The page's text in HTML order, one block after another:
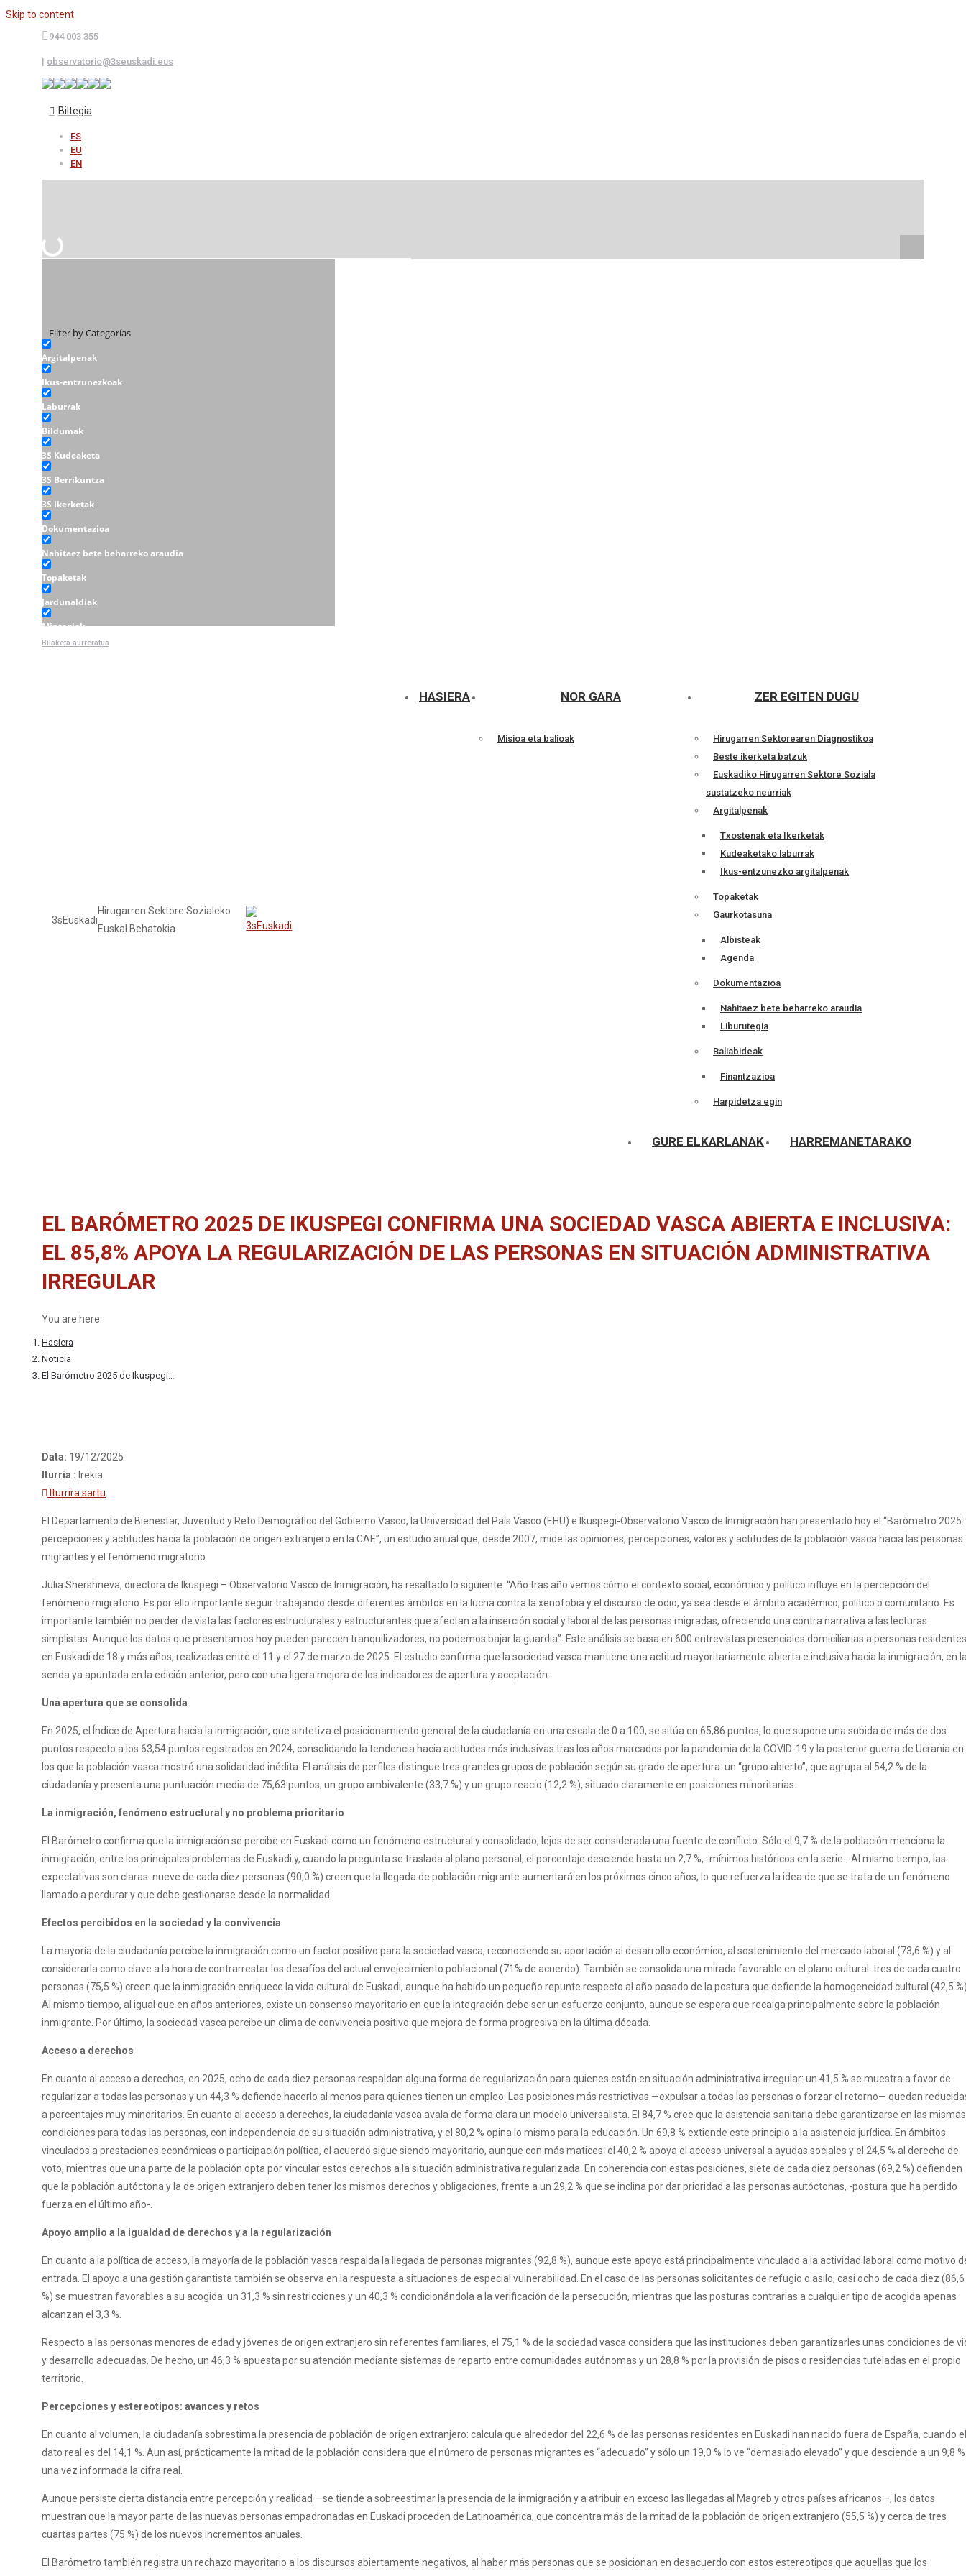
Skip to content
944 003 355
| observatorio@3seuskadi.eus
Biltegia
ES
EU
EN
Filter by Categorías
Argitalpenak
Ikus-entzunezkoak
Laburrak
Bildumak
3S Kudeaketa
3S Berrikuntza
3S Ikerketak
Dokumentazioa
Nahitaez bete beharreko araudia
Topaketak
Jardunaldiak
Mintegiak
Tailerrak
Bilaketa aurreratua
3sEuskadi
Hirugarren Sektore Sozialeko
Euskal Behatokia
HASIERA NOR GARA
Misioa eta balioak
ZER EGITEN DUGU
Hirugarren Sektorearen Diagnostikoa
Beste ikerketa batzuk
Euskadiko Hirugarren Sektore Soziala
sustatzeko neurriak
Argitalpenak
Txostenak eta Ikerketak
Kudeaketako laburrak
Ikus-entzunezko argitalpenak
Topaketak
Gaurkotasuna
Albisteak
Agenda
Dokumentazioa
Nahitaez bete beharreko araudia
Liburutegia
Baliabideak
Finantzazioa
Harpidetza egin
GURE ELKARLANAK HARREMANETARAKO
EL BARÓMETRO 2025 DE IKUSPEGI CONFIRMA UNA SOCIEDAD VASCA ABIERTA E INCLUSIVA:
EL 85,8% APOYA LA REGULARIZACIÓN DE LAS PERSONAS EN SITUACIÓN ADMINISTRATIVA
IRREGULAR
You are here:
Hasiera
Noticia
El Barómetro 2025 de Ikuspegi…
Data: 19/12/2025
Iturria : Irekia
Iturrira sartu
El Departamento de Bienestar, Juventud y Reto Demográfico del Gobierno Vasco, la Universidad del País Vasco (EHU) e Ikuspegi-Observatorio Vasco de Inmigración han presentado hoy el “Barómetro 2025:
percepciones y actitudes hacia la población de origen extranjero en la CAE”, un estudio anual que, desde 2007, mide las opiniones, percepciones, valores y actitudes de la población vasca hacia las personas
migrantes y el fenómeno migratorio.
Julia Shershneva, directora de Ikuspegi – Observatorio Vasco de Inmigración, ha resaltado lo siguiente: “Año tras año vemos cómo el contexto social, económico y político influye en la percepción del
fenómeno migratorio. Es por ello importante seguir trabajando desde diferentes ámbitos en la lucha contra la xenofobia y el discurso de odio, ya sea desde el ámbito académico, político o comunitario. Es
importante también no perder de vista las factores estructurales y estructurantes que afectan a la inserción social y laboral de las personas migradas, ofreciendo una contra narrativa a las lecturas
simplistas. Aunque los datos que presentamos hoy pueden parecen tranquilizadores, no podemos bajar la guardia”. Este análisis se basa en 600 entrevistas presenciales domiciliarias a personas residentes
en Euskadi de 18 y más años, realizadas entre el 11 y el 27 de marzo de 2025. El estudio confirma que la sociedad vasca mantiene una actitud mayoritariamente abierta e inclusiva hacia la inmigración, en
senda ya apuntada en la edición anterior, pero con una ligera mejora de los indicadores de apertura y aceptación.
Una apertura que se consolida
En 2025, el Índice de Apertura hacia la inmigración, que sintetiza el posicionamiento general de la ciudadanía en una escala de 0 a 100, se sitúa en 65,86 puntos, lo que supone una subida de más de dos
puntos respecto a los 63,54 puntos registrados en 2024, consolidando la tendencia hacia actitudes más inclusivas tras los años marcados por la pandemia de la COVID-19 y la posterior guerra de Ucrania en
los que la población vasca mostró una solidaridad inédita. El análisis de perfiles distingue tres grandes grupos de población según su grado de apertura: un “grupo abierto”, que agrupa al 54,2 % de la
ciudadanía y presenta una puntuación media de 75,63 puntos; un grupo ambivalente (33,7 %) y un grupo reacio (12,2 %), situado claramente en posiciones minoritarias.
La inmigración, fenómeno estructural y no problema prioritario
El Barómetro confirma que la inmigración se percibe en Euskadi como un fenómeno estructural y consolidado, lejos de ser considerada una fuente de conflicto. Sólo el 9,7 % de la población menciona la
inmigración, entre los principales problemas de Euskadi y, cuando la pregunta se traslada al plano personal, el porcentaje desciende hasta un 2,7 %, -mínimos históricos en la serie-. Al mismo tiempo, las
expectativas son claras: nueve de cada diez personas (90,0 %) creen que la llegada de población migrante aumentará en los próximos cinco años, lo que refuerza la idea de que se trata de un fenómeno
llamado a perdurar y que debe gestionarse desde la normalidad.
Efectos percibidos en la sociedad y la convivencia
La mayoría de la ciudadanía percibe la inmigración como un factor positivo para la sociedad vasca, reconociendo su aportación al desarrollo económico, al sostenimiento del mercado laboral (73,6 %) y al
considerarla como clave a la hora de contrarrestar los desafíos del actual envejecimiento poblacional (71% de acuerdo). También se consolida una mirada favorable en el plano cultural: tres de cada cuatro
personas (75,5 %) creen que la inmigración enriquece la vida cultural de Euskadi, aunque ha habido un pequeño repunte respecto al año pasado de la postura que defiende la homogeneidad cultural (42,5
Al mismo tiempo, al igual que en años anteriores, existe un consenso mayoritario en que la integración debe ser un esfuerzo conjunto, aunque se espera que recaiga principalmente sobre la población
inmigrante. Por último, la sociedad vasca percibe un clima de convivencia positivo que mejora de forma progresiva en la última década.
Acceso a derechos
En cuanto al acceso a derechos, en 2025, ocho de cada diez personas respaldan alguna forma de regularización para quienes están en situación administrativa irregular: un 41,5 % se muestra a favor de
regularizar a todas las personas y un 44,3 % defiende hacerlo al menos para quienes tienen un empleo. Las posiciones más restrictivas —expulsar a todas las personas o forzar el retorno— quedan
a porcentajes muy minoritarios. En cuanto al acceso a derechos, la ciudadanía vasca avala de forma clara un modelo universalista. El 84,7 % cree que la asistencia sanitaria debe garantizarse en las mismas
condiciones para todas las personas, con independencia de su situación administrativa, y el 80,2 % opina lo mismo para la educación. Un 69,8 % extiende este principio a la asistencia jurídica. En ámbitos
vinculados a prestaciones económicas o participación política, el acuerdo sigue siendo mayoritario, aunque con más matices: el 40,2 % apoya el acceso universal a ayudas sociales y el 24,5 % al derecho de
voto, mientras que una parte de la población opta por vincular estos derechos a la situación administrativa regularizada. En coherencia con estas posiciones, siete de cada diez personas (69,2 %) defienden
que la población autóctona y la de origen extranjero deben tener los mismos derechos y obligaciones, frente a un 29,2 % que se inclina por dar prioridad a las personas autóctonas, -postura que ha perdido
fuerza en el último año-.
Apoyo amplio a la igualdad de derechos y a la regularización
En cuanto a la política de acceso, la mayoría de la población vasca respalda la llegada de personas migrantes (92,8 %), aunque este apoyo está principalmente vinculado a la actividad laboral como motivo
entrada. El apoyo a una gestión garantista también se observa en la respuesta a situaciones de especial vulnerabilidad. En el caso de las personas solicitantes de refugio o asilo, casi ocho de cada diez (86,6
%) se muestran favorables a su acogida: un 31,3 % sin restricciones y un 40,3 % condicionándola a la verificación de la persecución, mientras que las posturas contrarias a cualquier tipo de acogida apenas
alcanzan el 3,3 %.
Respecto a las personas menores de edad y jóvenes de origen extranjero sin referentes familiares, el 75,1 % de la sociedad vasca considera que las instituciones deben garantizarles unas condiciones de
y desarrollo adecuadas. De hecho, un 46,3 % apuesta por su atención mediante sistemas de reparto entre comunidades autónomas y un 28,8 % por la provisión de pisos o residencias tuteladas en el propio
territorio.
Percepciones y estereotipos: avances y retos
En cuanto al volumen, la ciudadanía sobrestima la presencia de población de origen extranjero: calcula que alrededor del 22,6 % de las personas residentes en Euskadi han nacido fuera de España, cuando el
dato real es del 14,1 %. Aun así, prácticamente la mitad de la población considera que el número de personas migrantes es “adecuado” y sólo un 19,0 % lo ve “demasiado elevado” y que desciende a un 9,8 %
una vez informada la cifra real.
Aunque persiste cierta distancia entre percepción y realidad —se tiende a sobreestimar la presencia de la inmigración y a atribuir en exceso las llegadas al Magreb y otros países africanos—, los datos
muestran que la mayor parte de las nuevas personas empadronadas en Euskadi proceden de Latinoamérica, que concentra más de la mitad de la población de origen extranjero (55,5 %) y cerca de tres
cuartas partes (75 %) de los nuevos incrementos anuales.
El Barómetro también registra un rechazo mayoritario a los discursos abiertamente negativos, al haber más personas que se posicionan en desacuerdo con estos estereotipos que aquellas que los